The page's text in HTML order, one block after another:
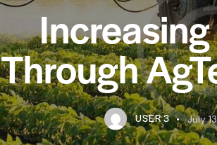
Through
USER 3 July